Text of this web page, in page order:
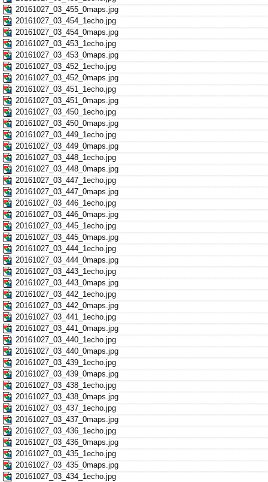
20161027_03_455_0maps.jpg
20161027_03_454_1echo.jpg
20161027_03_454_0maps.jpg
20161027_03_453_1echo.jpg
20161027_03_453_0maps.jpg
20161027_03_452_1echo.jpg
20161027_03_452_0maps.jpg
20161027_03_451_1echo.jpg
20161027_03_451_0maps.jpg
20161027_03_450_1echo.jpg
20161027_03_450_0maps.jpg
20161027_03_449_1echo.jpg
20161027_03_449_0maps.jpg
20161027_03_448_1echo.jpg
20161027_03_448_0maps.jpg
20161027_03_447_1echo.jpg
20161027_03_447_0maps.jpg
20161027_03_446_1echo.jpg
20161027_03_446_0maps.jpg
20161027_03_445_1echo.jpg
20161027_03_445_0maps.jpg
20161027_03_444_1echo.jpg
20161027_03_444_0maps.jpg
20161027_03_443_1echo.jpg
20161027_03_443_0maps.jpg
20161027_03_442_1echo.jpg
20161027_03_442_0maps.jpg
20161027_03_441_1echo.jpg
20161027_03_441_0maps.jpg
20161027_03_440_1echo.jpg
20161027_03_440_0maps.jpg
20161027_03_439_1echo.jpg
20161027_03_439_0maps.jpg
20161027_03_438_1echo.jpg
20161027_03_438_0maps.jpg
20161027_03_437_1echo.jpg
20161027_03_437_0maps.jpg
20161027_03_436_1echo.jpg
20161027_03_436_0maps.jpg
20161027_03_435_1echo.jpg
20161027_03_435_0maps.jpg
20161027_03_434_1echo.jpg